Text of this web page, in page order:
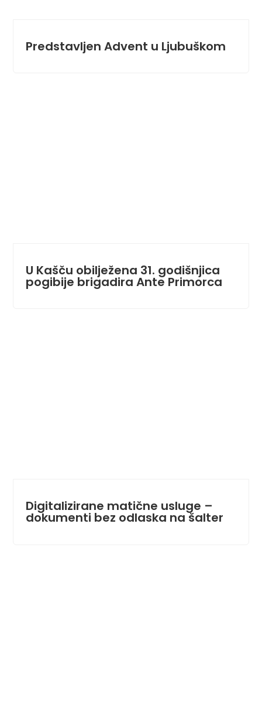
Predstavljen Advent u Ljubuškom
U Kašču obilježena 31. godišnjica
pogibije brigadira Ante Primorca
Digitalizirane matične usluge –
dokumenti bez odlaska na šalter